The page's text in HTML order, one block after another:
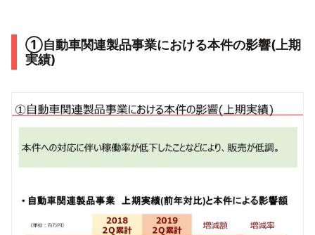
①自動車関連製品事業における本件の影響(上期
実績)